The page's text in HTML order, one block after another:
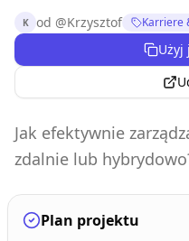
K od @Krzysztof Karriere
Użyj
Jak efektywnie
zdalnie lub
Plan projektu